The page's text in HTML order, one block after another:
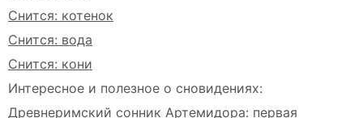
Снится: котенок
Снится: вода
Снится: кони
Интересное и полезное о сновидениях:
Древнеримский сонник Артемидора: первая